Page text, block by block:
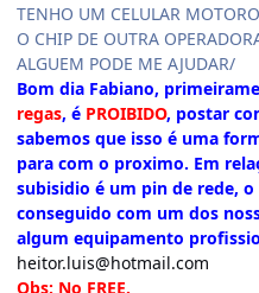
TENHO UM CELULAR
O CHIP DE OUTRA
ALGUEM PODE ME AJUDAR/
Bom dia Fabiano,
regas, é PROIBIDO, postar
sabemos que isso é uma
para com o proximo. Em
subisidio é um pin de rede,
conseguido com um dos
algum equipamento
heitor.luis@hotmail.com
Obs: No FREE.